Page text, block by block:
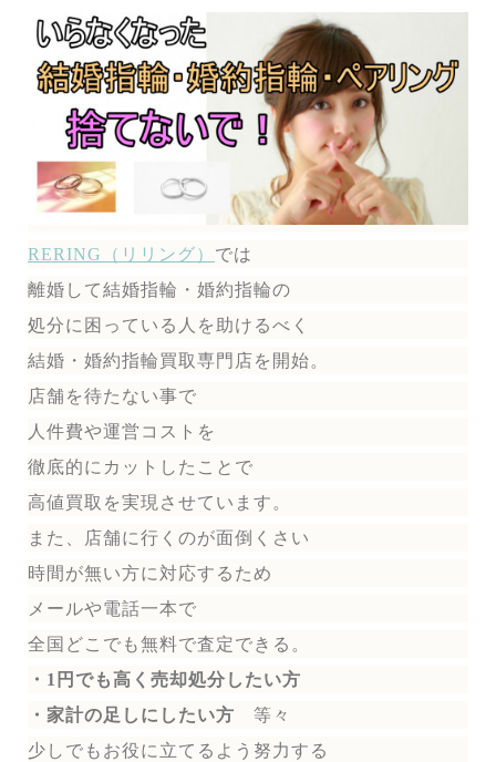
RERING（リリング） では
離婚して結婚指輪・婚約指輪の
処分に困っている人を助けるべく
結婚・婚約指輪買取専門店を開始。
店舗を待たない事で
人件費や運営コストを
徹底的にカットしたことで
高値買取を実現させています。
また、店舗に行くのが面倒くさい
時間が無い方に対応するため
メールや電話一本で
全国どこでも無料で査定できる。
・1円でも高く売却処分したい方
・家計の足しにしたい方 等々
少しでもお役に立てるよう努力する